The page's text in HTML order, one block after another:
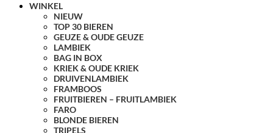
WINKEL
NIEUW
TOP 30 BIEREN
GEUZE & OUDE GEUZE
LAMBIEK
BAG IN BOX
KRIEK & OUDE KRIEK
DRUIVENLAMBIEK
FRAMBOOS
FRUITBIEREN – FRUITLAMBIEK
FARO
BLONDE BIEREN
TRIPELS